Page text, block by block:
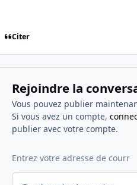
Citer
Rejoindre la
Vous pouvez publier
Si vous avez un compte,
publier avec votre compte.